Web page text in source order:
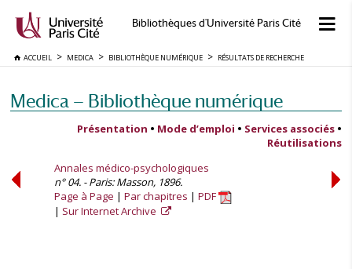
Bibliothèques d'Université Paris Cité
ACCUEIL MEDICA BIBLIOTHÈQUE NUMÉRIQUE RÉSULTATS DE RECHERCHE
Medica — Bibliothèque numérique
Présentation • Mode d’emploi • Services associés •
Réutilisations
Annales médico-psychologiques
n° 04. - Paris: Masson, 1896.
Page à Page
Par chapitres
PDF
Sur Internet Archive